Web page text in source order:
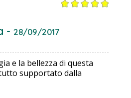
- 28/09/2017
e la bellezza di questa
supportato dalla